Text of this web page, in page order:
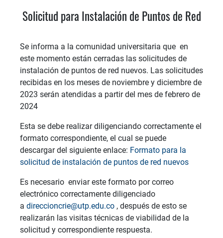
Solicitud para Instalación de Puntos de Red
Se informa a la comunidad universitaria que en
este momento están cerradas las solicitudes de
instalación de puntos de red nuevos. Las solicitudes
recibidas en los meses de noviembre y diciembre de
2023 serán atendidas a partir del mes de febrero de
2024
Esta se debe realizar diligenciando correctamente el
formato correspondiente, el cual se puede
descargar del siguiente enlace: Formato para la
solicitud de instalación de puntos de red nuevos
Es necesario enviar este formato por correo
electrónico correctamente diligenciado
a direccioncrie@utp.edu.co , después de esto se
realizarán las visitas técnicas de viabilidad de la
solicitud y correspondiente respuesta.